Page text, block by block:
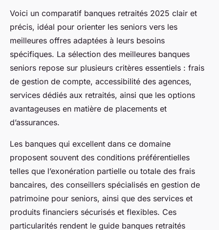
Voici un comparatif banques retraités 2025 clair et
précis, idéal pour orienter les seniors vers les
meilleures offres adaptées à leurs besoins
spécifiques. La sélection des meilleures banques
seniors repose sur plusieurs critères essentiels : frais
de gestion de compte, accessibilité des agences,
services dédiés aux retraités, ainsi que les options
avantageuses en matière de placements et
d’assurances.
Les banques qui excellent dans ce domaine
proposent souvent des conditions préférentielles
telles que l’exonération partielle ou totale des frais
bancaires, des conseillers spécialisés en gestion de
patrimoine pour seniors, ainsi que des services et
produits financiers sécurisés et flexibles. Ces
particularités rendent le guide banques retraités